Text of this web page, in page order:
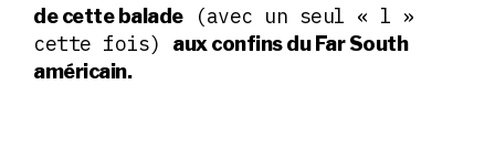
de cette balade(avec un seul « l »
cette fois) aux confins du Far South
américain.